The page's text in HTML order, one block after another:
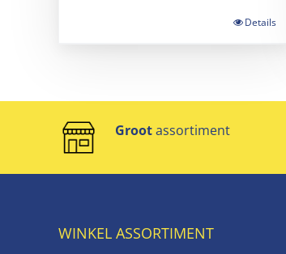
Details
Grootassortiment
WINKEL ASSORTIMENT